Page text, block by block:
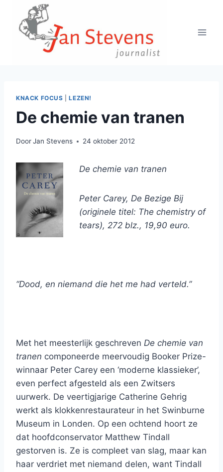
Doorgaan
inhoud
KNACK FOCUS |LEZEN!
De chemie van tranen
DoorJan Stevens 24 oktober 2012
De chemie van tranen
Peter Carey, De Bezige Bij
(originele titel: The chemistry of
tears), 272 blz., 19,90 euro.
“Dood, en niemand die het me had verteld.”
Met het meesterlijk geschreven De chemie van
tranen componeerde meervoudig Booker Prize-
winnaar Peter Carey een ‘moderne klassieker’,
even perfect afgesteld als een Zwitsers
uurwerk. De veertigjarige Catherine Gehrig
werkt als klokkenrestaurateur in het Swinburne
Museum in Londen. Op een ochtend hoort ze
dat hoofdconservator Matthew Tindall
gestorven is. Ze is compleet van slag, maar kan
haar verdriet met niemand delen, want Tindall